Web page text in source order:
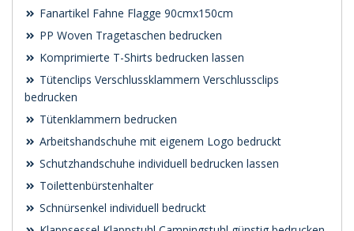
Fanartikel Fahne Flagge 90cmx150cm
PP Woven Tragetaschen bedrucken
Komprimierte T-Shirts bedrucken lassen
Tütenclips Verschlussklammern Verschlussclips
bedrucken
Tütenklammern bedrucken
Arbeitshandschuhe mit eigenem Logo bedruckt
Schutzhandschuhe individuell bedrucken lassen
Toilettenbürstenhalter
Schnürsenkel individuell bedruckt